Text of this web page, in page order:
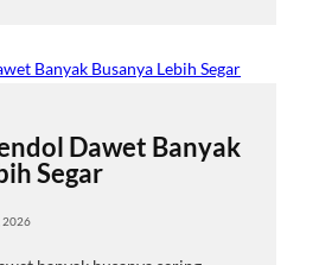
Dawet Banyak
Segar
2026